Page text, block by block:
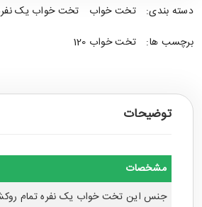
دسته بندی: تخت خواب
تخت خواب یک
برچسب ها:
تخت خواب 120
توضیحات
مشخصات
جنس این تخت خواب یک نفره